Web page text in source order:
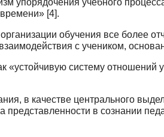
[4].
обу­чения все более
с учеником,
систему отношений
в качестве центрального
представленности в сознании